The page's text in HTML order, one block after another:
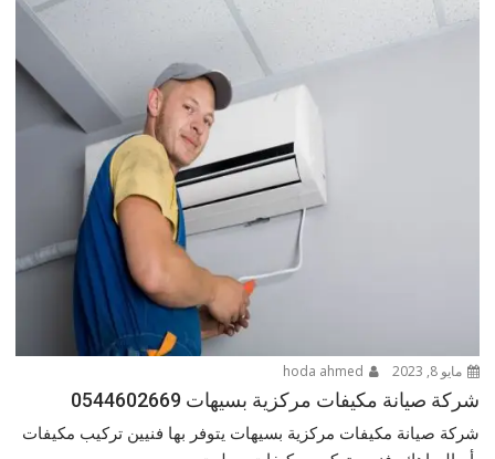
مايو 8, 2023
شركة صيانة مكيفات مركزية بسيهات 0544602669
شركة صيانة مكيفات مركزية بسيهات يتوفر بها فنيين تركيب مكيفات